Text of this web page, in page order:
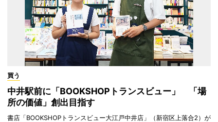
買う
中井駅前に「BOOKSHOPトランスビュー」 「場
所の価値」創出目指す
書店「BOOKSHOPトランスビュー大江戸中井店」（新宿区上落合2）が